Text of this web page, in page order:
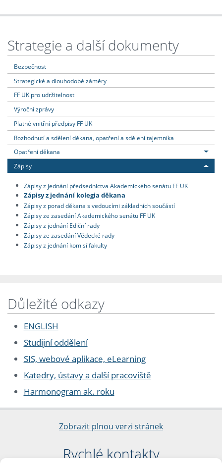
Strategie a další dokumenty
Bezpečnost
Strategické a dlouhodobé záměry
FF UK pro udržitelnost
Výroční zprávy
Platné vnitřní předpisy FF UK
Rozhodnutí a sdělení děkana, opatření a sdělení tajemníka
Opatření děkana
Zápisy
Zápisy z jednání předsednictva Akademického senátu FF UK
Zápisy z jednání kolegia děkana
Zápisy z porad děkana s vedoucími základních součástí
Zápisy ze zasedání Akademického senátu FF UK
Zápisy z jednání Ediční rady
Zápisy ze zasedání Vědecké rady
Zápisy z jednání komisí fakulty
Důležité odkazy
ENGLISH
Studijní oddělení
SIS, webové aplikace, eLearning
Katedry, ústavy a další pracoviště
Harmonogram ak. roku
Zobrazit plnou verzi stránek
Rychlé kontakty